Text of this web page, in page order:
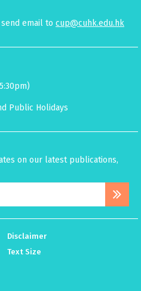
email to cup@cuhk.edu.hk
Public Holidays
on our latest publications,
Disclaimer
Text Size